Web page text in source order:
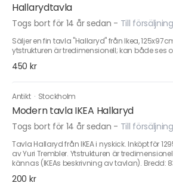
Hallarydtavla
Togs bort för 14 år sedan - Till
Säljer en fin tavla "Hallaryd" från Ikea,
ytstrukturen är tredimensionell; kan både ses
450 kr
Antikt · Stockholm
Modern tavla IKEA Hallaryd
Togs bort för 14 år sedan - Till
Tavla Hallaryd från IKEA i nyskick. Inköpt för
av Yuri Trembler. Ytstrukturen är
kännas (IKEAs beskrivning av tavlan). Bredd:
200 kr